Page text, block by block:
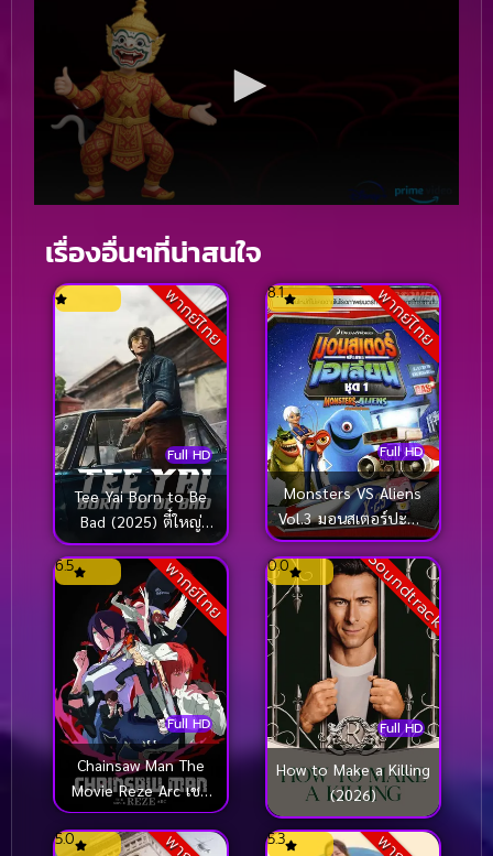
เรื่องอื่นๆที่น่าสนใจ
พากย์ไทย
Full HD
Tee Yai Born to Be
Bad (2025) ตี๋ใหญ่
ฤกษ์ดาวโจร
พากย์ไทย
Full HD
8.1
Monsters VS Aliens
Vol.3 มอนสเตอร์ปะทะ
เอเลี่ยน ชุด 3
พากย์ไทย
Full HD
6.5
Chainsaw Man The
Movie Reze Arc เชน
ซอว์ แมน เดอะ มูฟวี่
เรื่องราวของเรเซ่ (2025)
Soundtrack
Full HD
0.0
How to Make a Killing
(2026)
5.0 5.3